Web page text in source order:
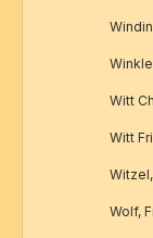
Witt
Witt
Wolf,